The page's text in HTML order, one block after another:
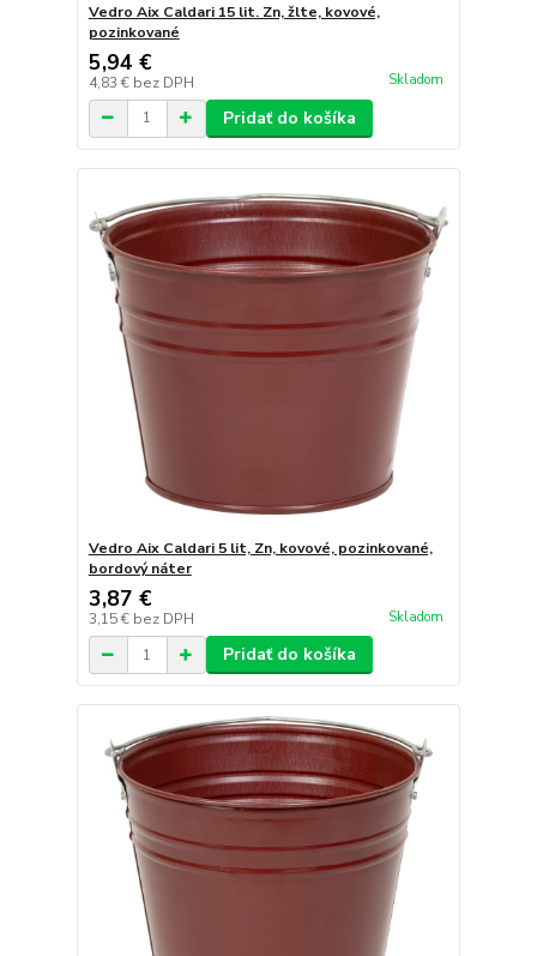
Vedro Aix Caldari 15 lit. Zn, žlte, kovové,
pozinkované
5,94 €
4,83 € bez DPH Skladom
Pridať do košíka
Vedro Aix Caldari 5 lit, Zn, kovové, pozinkované,
bordový náter
3,87 €
3,15 € bez DPH Skladom
Pridať do košíka